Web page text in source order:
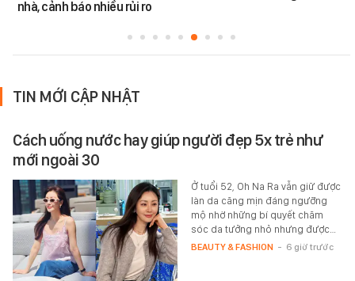
nhà, cảnh báo nhiều rủi ro
TIN MỚI CẬP NHẬT
Cách uống nước hay giúp người đẹp 5x trẻ như
mới ngoài 30
Ở tuổi 52, Oh Na Ra vẫn giữ được
làn da căng mịn đáng ngưỡng
mộ nhờ những bí quyết chăm
sóc da tưởng nhỏ nhưng được…
BEAUTY & FASHION - 6 giờ trước